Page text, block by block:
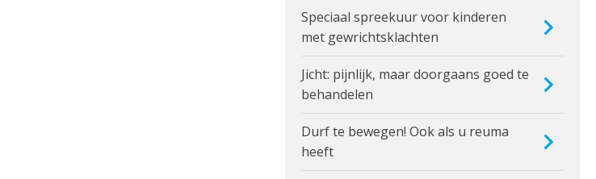
Speciaal spreekuur voor kinderen
met gewrichtsklachten
Jicht: pijnlijk, maar doorgaans goed te
behandelen
Durf te bewegen! Ook als u reuma
heeft